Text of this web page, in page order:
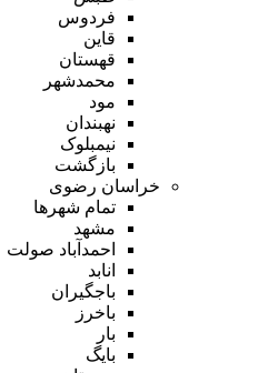
فردوس
قاین
قهستان
محمدشهر
مود
نهبندان
نیمبلوک
بازگشت
خراسان رضوی
تمام شهر‌ها
مشهد
احمدآباد صولت
انابد
باجگیران
باخرز
بار
بایگ